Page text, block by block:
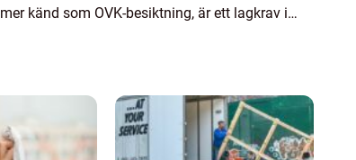
mer känd som OVK-besiktning, är ett lagkrav i